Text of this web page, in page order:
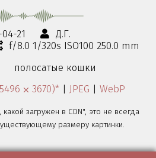
21
Д.Г.
f/8.0 1/320s ISO100 250.0 mm
полосатые кошки
⨉ 3670)* JPEG WebP
загружен в CDN", это не всегда
размеру картинки.